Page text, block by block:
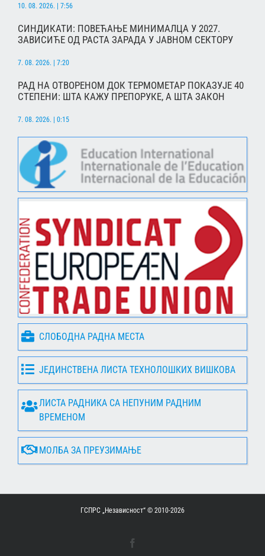
10. 08. 2026. | 7:56
СИНДИКАТИ: ПОВЕЋАЊЕ МИНИМАЛЦА У 2027.
ЗАВИСИЋЕ ОД РАСТА ЗАРАДА У ЈАВНОМ СЕКТОРУ
7. 08. 2026. | 7:20
РАД НА ОТВОРЕНОМ ДОК ТЕРМОМЕТАР ПОКАЗУЈЕ 40
СТЕПЕНИ: ШТА КАЖУ ПРЕПОРУКЕ, А ШТА ЗАКОН
7. 08. 2026. | 0:15
СЛОБОДНА РАДНА МЕСТА
ЈЕДИНСТВЕНА ЛИСТА ТЕХНОЛОШКИХ ВИШКОВА
ЛИСТА РАДНИКА СА НЕПУНИМ РАДНИМ
ВРЕМЕНОМ
МОЛБА ЗА ПРЕУЗИМАЊЕ
ГСПРС „Независност“ © 2010-2026